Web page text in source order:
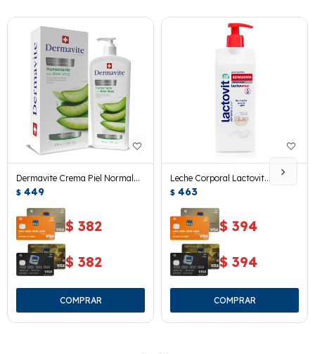
Dermavite Crema Piel Normal
Aloe Vera 530 Ml.
$ 449
$ 382
$ 382
Leche Corporal Lactovit
Reparadora Urea 400 Ml.
$ 463
$ 394
$ 394